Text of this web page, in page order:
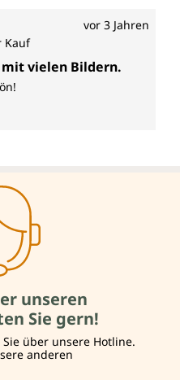
vor 3 Jahren
von 5 von 5 Sternen
Kauf
vielen Bildern.
unseren
Sie gern!
über unsere Hotline.
anderen